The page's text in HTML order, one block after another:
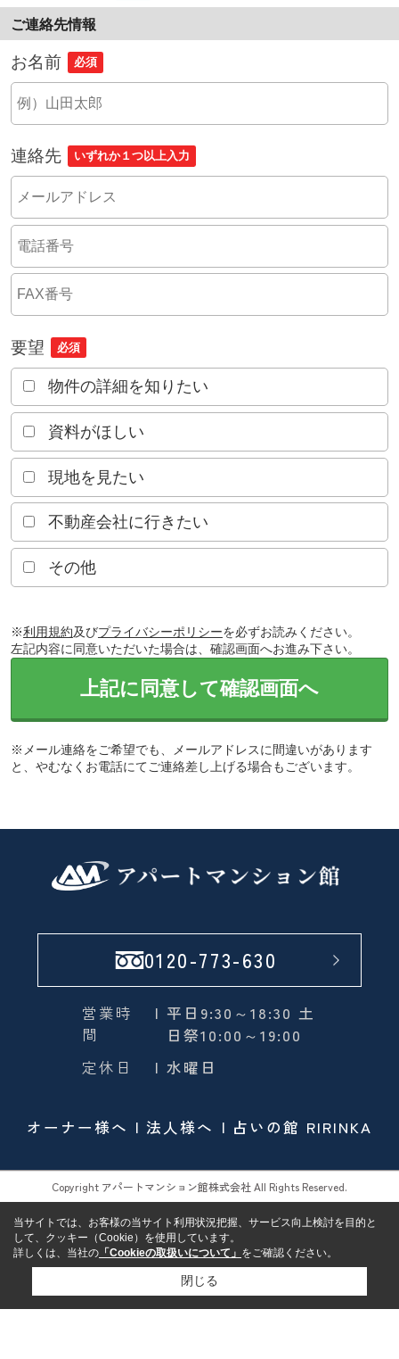
ご連絡先情報
お名前 必須
連絡先 いずれか１つ以上入力
要望 必須
物件の詳細を知りたい
資料がほしい
現地を見たい
不動産会社に行きたい
その他
※利用規約及びプライバシーポリシーを必ずお読みください。
左記内容に同意いただいた場合は、確認画面へお進み下さい。
上記に同意して確認画面へ
※メール連絡をご希望でも、メールアドレスに間違いがあります
と、やむなくお電話にてご連絡差し上げる場合もございます。
0120-773-630
営業時
間
| 平日9:30～18:30 土
日祭10:00～19:00
定休日
| 水曜日
オーナー様へ 法人様へ 占いの館 RIRINKA
Copyright アパートマンション館株式会社 All Rights Reserved.
当サイトでは、お客様の当サイト利用状況把握、サービス向上検討を目的と
して、クッキー（Cookie）を使用しています。
詳しくは、当社の 「Cookieの取扱いについて」 をご確認ください。
閉じる